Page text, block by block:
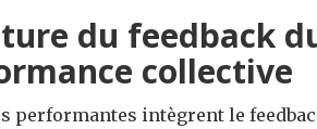
du feedback
collective
performantes intègrent le